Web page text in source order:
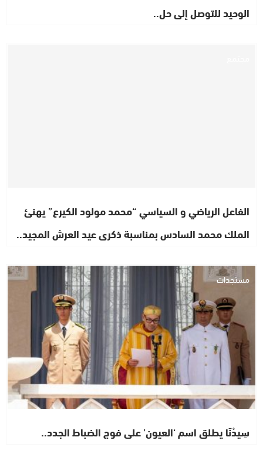
الوحيد للتوصل إلى حل..
الفاعل الرياضي و السياسي “محمد مولود الكيرع” يهنئ
الملك محمد السادس بمناسبة ذكرى عيد العرش المجيد..
مستجدات
سِيدْنَا يطلق اسم ‘العيون’ على فوج الضباط الجدد..